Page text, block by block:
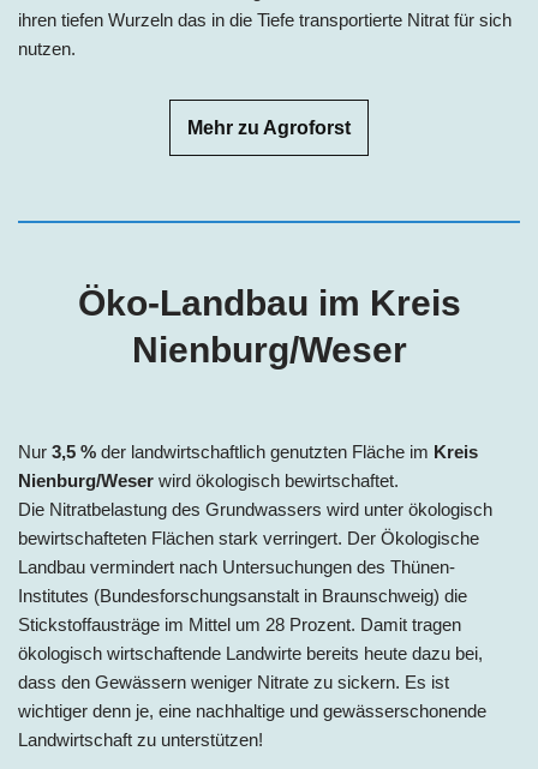
ihren tiefen Wurzeln das in die Tiefe transportierte Nitrat für sich
nutzen.
Mehr zu Agroforst
Öko-Landbau im Kreis
Nienburg/Weser
Nur 3,5 % der landwirtschaftlich genutzten Fläche im Kreis
Nienburg/Weser wird ökologisch bewirtschaftet.
Die Nitratbelastung des Grundwassers wird unter ökologisch
bewirtschafteten Flächen stark verringert. Der Ökologische
Landbau vermindert nach Untersuchungen des Thünen-
Institutes (Bundesforschungsanstalt in Braunschweig) die
Stickstoffausträge im Mittel um 28 Prozent. Damit tragen
ökologisch wirtschaftende Landwirte bereits heute dazu bei,
dass den Gewässern weniger Nitrate zu sickern. Es ist
wichtiger denn je, eine nachhaltige und gewässerschonende
Landwirtschaft zu unterstützen!